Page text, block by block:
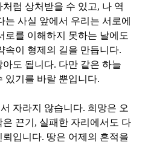
처럼 상처받을 수 있고, 나 역
사실 앞에서 우리는 서로에
로를 이해하지 못하는 날에도
속이 형제의 길을 만듭니다.
아도 됩니다. 다만 같은 하늘
있기를 바랄 뿐입니다.
자라지 않습니다. 희망은 오
끈기 , 실패한 자리에서도 다
뢰입니다. 땅은 어제의 흔적을